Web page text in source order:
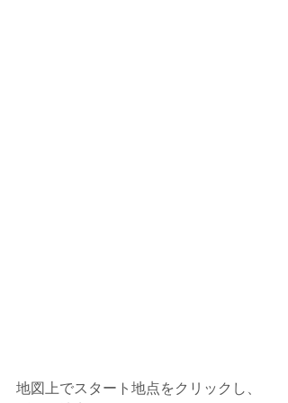
地図上でスタート地点をクリックし、